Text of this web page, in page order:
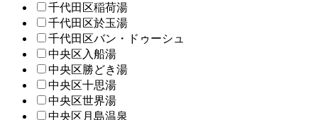
千代田区稲荷湯
千代田区於玉湯
千代田区バン・ドゥーシュ
中央区入船湯
中央区勝どき湯
中央区十思湯
中央区世界湯
中央区月島温泉